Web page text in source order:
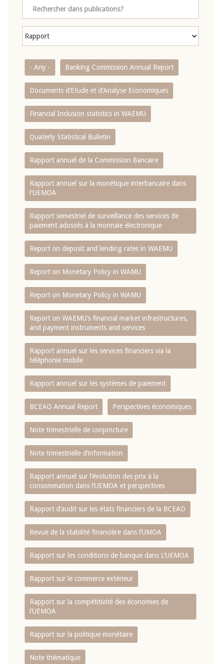
- Any - Banking Commission Annual Report
Documents d’Etude et d’Analyse Economiques
Financial Inclusion statistics in WAEMU
Quaterly Statistical Bulletin
Rapport annuel de la Commission Bancaire
Rapport annuel sur la monétique interbancaire dans
l'UEMOA
Rapport semestriel de surveillance des services de
paiement adossés à la monnaie électronique
Report on deposit and lending rates in WAEMU
Report on Monetary Policy in WAMU
Report on Monetary Policy in WAMU
Report on WAEMU’s financial market infrastructures,
and payment instruments and services
Rapport annuel sur les services financiers via la
téléphonie mobile
Rapport annuel sur les systèmes de paiement
BCEAO Annual Report Perspectives économiques
Note trimestrielle de conjoncture
Note trimestrielle d‘information
Rapport annuel sur l‘évolution des prix à la
consommation dans l‘UEMOA et perspectives
Rapport d‘audit sur les états financiers de la BCEAO
Revue de la stabilité financière dans l‘UMOA
Rapport sur les conditions de banque dans L‘UEMOA
Rapport sur le commerce extérieur
Rapport sur la compétitivité des économies de
l‘UEMOA
Rapport sur la politique monétaire
Note thématique